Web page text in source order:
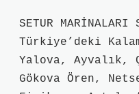
SETUR
Türkiye’deki
Yalova, Ayvalık,
Gökova Ören,